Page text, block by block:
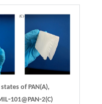
of PAN(A),